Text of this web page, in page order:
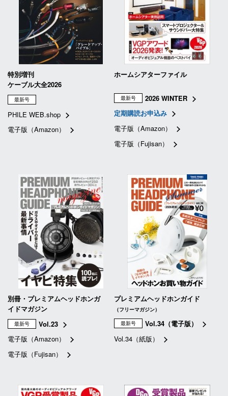
特別増刊
ケーブル大全2026
最新号
PHILE WEB.shop
電子版（Amazon）
ホームシアターファイル
最新号
2026 WINTER
定期購読お申込み
電子版（Amazon）
電子版（Fujisan）
別冊・プレミアムヘッドホンガ
イドマガジン
最新号
Vol.23
電子版（Amazon）
電子版（Fujisan）
プレミアムヘッドホンガイド
（フリーマガジン）
最新号
Vol.34（電子版）
Vol.34（紙版）